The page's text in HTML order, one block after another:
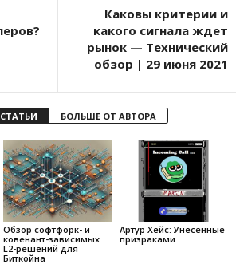
Каковы критерии и
какого сигнала ждет
рынок — Технический
обзор | 29 июня 2021
БОЛЬШЕ ОТ АВТОРА
Обзор софтфорк- и
ковенант-зависимых
L2-решений для
Биткойна
Артур Хейс: Унесённые
призраками